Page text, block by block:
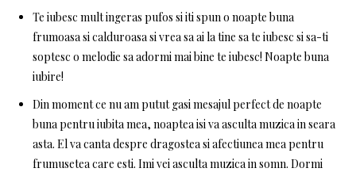
Te iubesc mult ingeras pufos si iti spun o noapte buna
frumoasa si calduroasa si vrea sa ai la tine sa te iubesc si sa-ti
soptesc o melodie sa adormi mai bine te iubesc! Noapte buna
iubire!
Din moment ce nu am putut gasi mesajul perfect de noapte
buna pentru iubita mea, noaptea isi va asculta muzica in seara
asta. El va canta despre dragostea si afectiunea mea pentru
frumusetea care esti. Imi vei asculta muzica in somn. Dormi